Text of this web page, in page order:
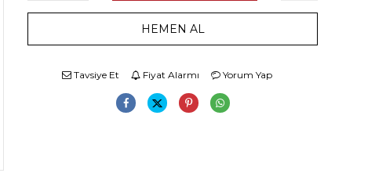
HEMEN AL
Tavsiye Et Fiyat Alarmı Yorum Yap